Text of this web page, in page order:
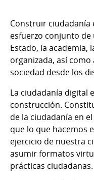
Construir
esfuerzo conjunto de
Estado, la academia,
organizada, así
sociedad desde los
La ciudadanía digital
construcción.
de la ciudadanía en
que lo que hacemos
ejercicio de nuestra
asumir formatos
prácticas ciudadanas.